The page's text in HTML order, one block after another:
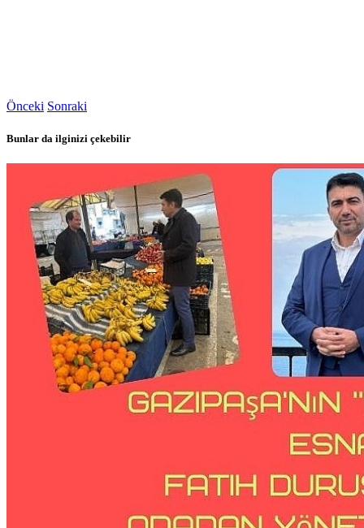
Önceki Sonraki
Bunlar da ilginizi çekebilir